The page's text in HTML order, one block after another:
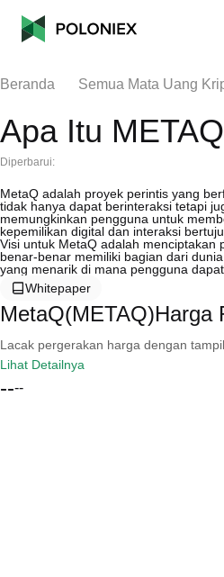
Beranda Semua Mata Uang
Apa Itu METAQ
Diperbarui:
MetaQ adalah proyek perintis yang
tidak hanya dapat berinteraksi tetapi
memungkinkan pengguna untuk
kepemilikan digital dan interaksi
Visi untuk MetaQ adalah
benar-benar memiliki bagian dari
yang menarik di mana pengguna
Whitepaper
MetaQ(METAQ)Harga
Lacak pergerakan harga dengan
Lihat Detailnya
----